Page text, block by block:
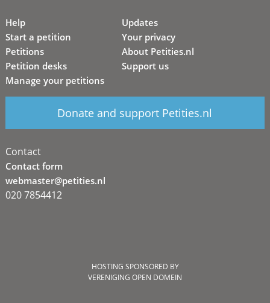
Help
Start a petition
Petitions
Petition desks
Manage your petitions
Updates
Your privacy
About Petities.nl
Support us
Donate and support Petities.nl
Contact
Contact form
webmaster@petities.nl
020 7854412
HOSTING SPONSORED BY
VERENIGING OPEN DOMEIN